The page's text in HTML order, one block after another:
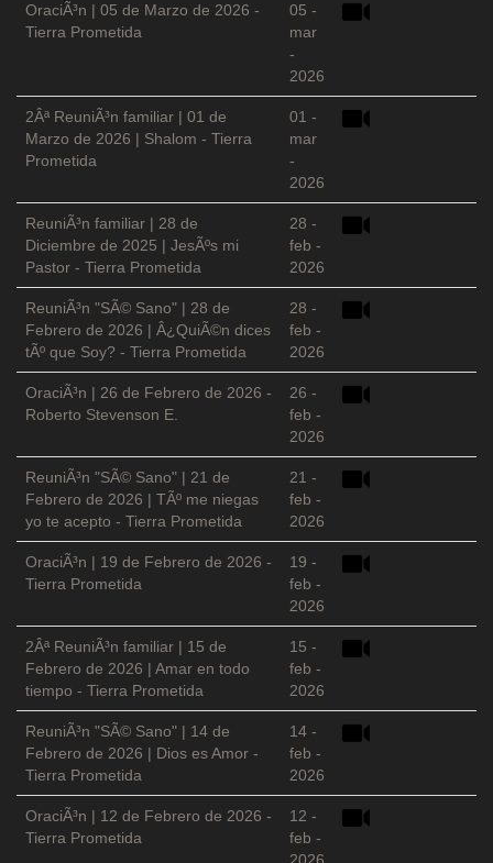
OraciÃ³n | 05 de Marzo de 2026 -
Tierra Prometida
05 -
mar
-
2026
2Âª ReuniÃ³n familiar | 01 de
Marzo de 2026 | Shalom - Tierra
Prometida
01 -
mar
-
2026
ReuniÃ³n familiar | 28 de
Diciembre de 2025 | JesÃºs mi
Pastor - Tierra Prometida
28 -
feb -
2026
ReuniÃ³n "SÃ© Sano" | 28 de
Febrero de 2026 | Â¿QuiÃ©n dices
tÃº que Soy? - Tierra Prometida
28 -
feb -
2026
OraciÃ³n | 26 de Febrero de 2026 -
Roberto Stevenson E.
26 -
feb -
2026
ReuniÃ³n "SÃ© Sano" | 21 de
Febrero de 2026 | TÃº me niegas
yo te acepto - Tierra Prometida
21 -
feb -
2026
OraciÃ³n | 19 de Febrero de 2026 -
Tierra Prometida
19 -
feb -
2026
2Âª ReuniÃ³n familiar | 15 de
Febrero de 2026 | Amar en todo
tiempo - Tierra Prometida
15 -
feb -
2026
ReuniÃ³n "SÃ© Sano" | 14 de
Febrero de 2026 | Dios es Amor -
Tierra Prometida
14 -
feb -
2026
OraciÃ³n | 12 de Febrero de 2026 -
Tierra Prometida
12 -
feb -